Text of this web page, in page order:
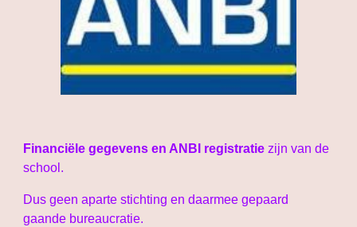
Financiële gegevens en ANBI registratie zijn van de
school.
Dus geen aparte stichting en daarmee gepaard
gaande bureaucratie.